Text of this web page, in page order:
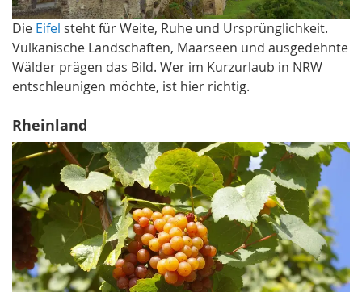
Die Eifel steht für Weite, Ruhe und Ursprünglichkeit.
Vulkanische Landschaften, Maarseen und ausgedehnte
Wälder prägen das Bild. Wer im Kurzurlaub in NRW
entschleunigen möchte, ist hier richtig.
Rheinland